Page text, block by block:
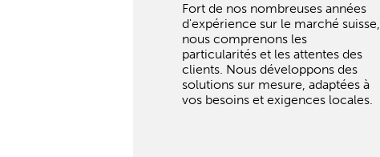
Fort de nos nombreuses années
d'expérience sur le marché suisse,
nous comprenons les
particularités et les attentes des
clients. Nous développons des
solutions sur mesure, adaptées à
vos besoins et exigences locales.